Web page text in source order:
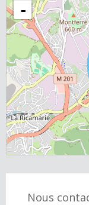
-
Nous